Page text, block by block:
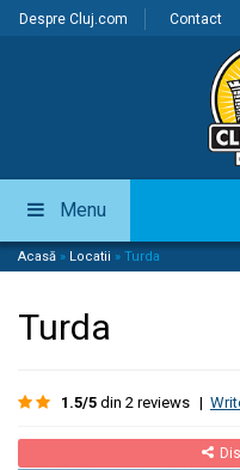
Despre Cluj.com Contact
Menu
Acasă » Locatii » Turda
Turda
1.5/5 din 2 reviews |